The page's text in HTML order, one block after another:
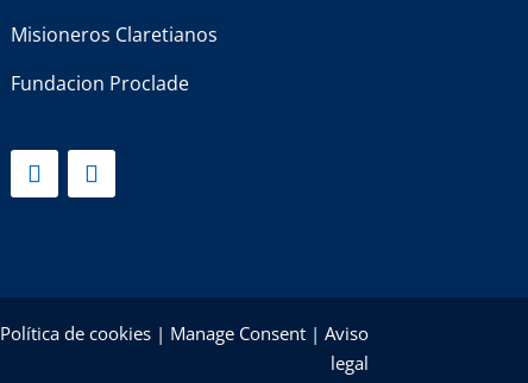
Misioneros Claretianos
Fundacion Proclade
Política de cookies| Manage Consent| Aviso
legal